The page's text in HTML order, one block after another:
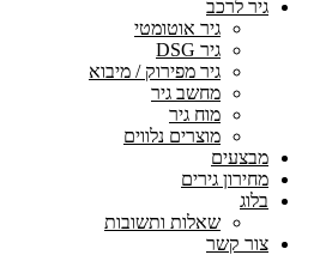
גיר לרכב
גיר אוטומטי
גיר DSG
גיר מפירוק / מיבוא
מחשב גיר
מוח גיר
מוצרים נלווים
מבצעים
מחירון גירים
בלוג
שאלות ותשובות
צור קשר